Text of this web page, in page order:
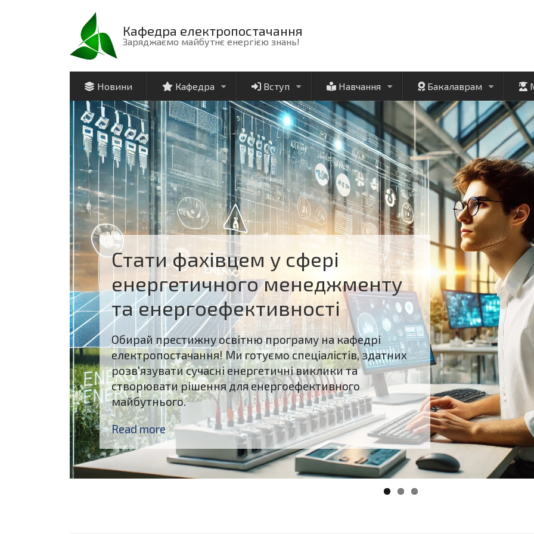
Кафедра електропостачання
Заряджаємо майбутнє енергією знань!
Новини Кафедра Вступ Навчання Бакалаврам
Стати фахівцем у сфері
енергетичного менеджменту
та енергоефективності
Обирай престижну освітню програму на кафедрі
електропостачання! Ми готуємо спеціалістів, здатних
розв'язувати сучасні енергетичні виклики та
створювати рішення для енергоефективного
майбутнього.
Read more